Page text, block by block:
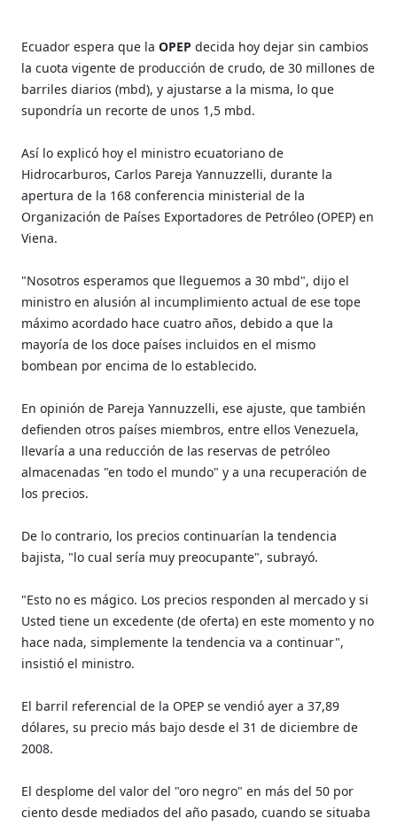
Ecuador espera que la OPEP decida hoy dejar sin cambios
la cuota vigente de producción de crudo, de 30 millones de
barriles diarios (mbd), y ajustarse a la misma, lo que
supondría un recorte de unos 1,5 mbd.
Así lo explicó hoy el ministro ecuatoriano de
Hidrocarburos, Carlos Pareja Yannuzzelli, durante la
apertura de la 168 conferencia ministerial de la
Organización de Países Exportadores de Petróleo (OPEP) en
Viena.
"Nosotros esperamos que lleguemos a 30 mbd", dijo el
ministro en alusión al incumplimiento actual de ese tope
máximo acordado hace cuatro años, debido a que la
mayoría de los doce países incluidos en el mismo
bombean por encima de lo establecido.
En opinión de Pareja Yannuzzelli, ese ajuste, que también
defienden otros países miembros, entre ellos Venezuela,
llevaría a una reducción de las reservas de petróleo
almacenadas "en todo el mundo" y a una recuperación de
los precios.
De lo contrario, los precios continuarían la tendencia
bajista, "lo cual sería muy preocupante", subrayó.
"Esto no es mágico. Los precios responden al mercado y si
Usted tiene un excedente (de oferta) en este momento y no
hace nada, simplemente la tendencia va a continuar",
insistió el ministro.
El barril referencial de la OPEP se vendió ayer a 37,89
dólares, su precio más bajo desde el 31 de diciembre de
2008.
El desplome del valor del "oro negro" en más del 50 por
ciento desde mediados del año pasado, cuando se situaba